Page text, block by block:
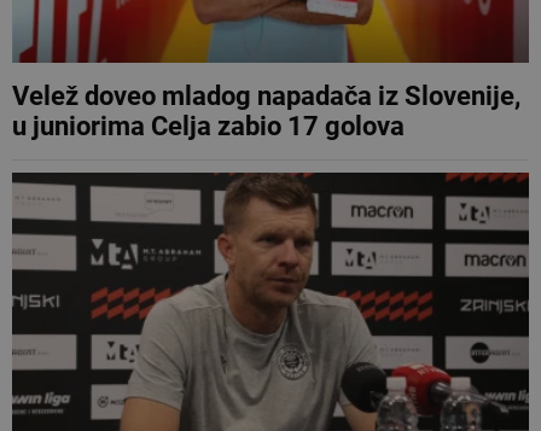
Velež doveo mladog napadača iz Slovenije,
u juniorima Celja zabio 17 golova